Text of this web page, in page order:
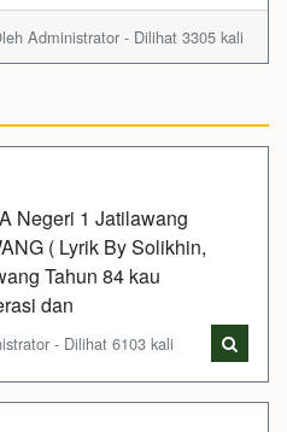
Administrator - Dilihat 3305 kali
Negeri 1 Jatilawang
( Lyrik By Solikhin,
Tahun 84 kau
dan
- Dilihat 6103 kali